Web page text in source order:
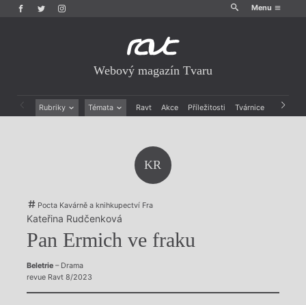
Menu
Webový magazín Tvaru
Rubriky Témata Ravt Akce Příležitosti Tvárnice Archiv
Výroční ceny
KR
Pocta Kavárně a knihkupectví Fra
Kateřina Rudčenková
Pan Ermich ve fraku
Beletrie– Drama
revue Ravt 8/2023